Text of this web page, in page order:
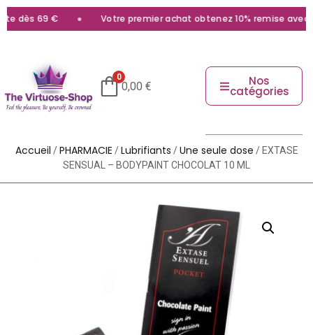
dès 69 € Votre premier achat obtenez 10% remise avec le
0
0,00 € Nos
catégories
Accueil /PHARMACIE /Lubrifiants /Une seule dose / EXTASE
SENSUAL – BODYPAINT CHOCOLAT 10 ML